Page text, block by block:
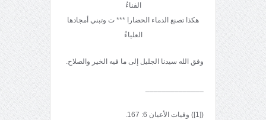
الفناءُ
هكذا تصنع الدماء الحضارا *** ت وتبني أمجادها
العلياءُ
وفق الله سيدنا الجليل إلى ما فيه الخير والصلاح.
([1]) وفيات الأعيان 6: 167.